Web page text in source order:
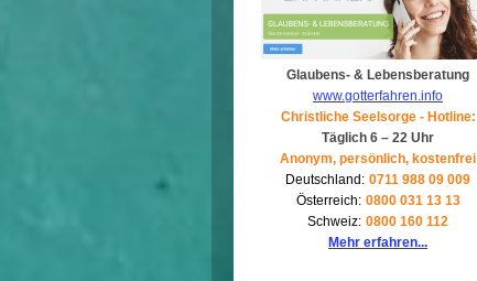
Glaubens- & Lebensberatung
www.gotterfahren.info
Christliche Seelsorge - Hotline:
Täglich 6 – 22 Uhr
Anonym, persönlich, kostenfrei
Deutschland: 0711 988 09 009
Österreich: 0800 031 13 13
Schweiz: 0800 160 112
Mehr erfahren...